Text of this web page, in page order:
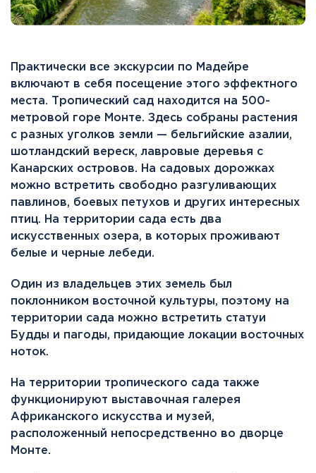
Практически все экскурсии по Мадейре
включают в себя посещение этого эффектного
места. Тропический сад находится на 500-
метровой горе Монте. Здесь собраны растения
с разных уголков земли — бельгийские азалии,
шотландский вереск, лавровые деревья с
Канарских островов. На садовых дорожках
можно встретить свободно разгуливающих
павлинов, боевых петухов и других интересных
птиц. На территории сада есть два
искусственных озера, в которых проживают
белые и черные лебеди.
Один из владельцев этих земель был
поклонником восточной культуры, поэтому на
территории сада можно встретить статуи
Будды и пагоды, придающие локации восточных
ноток.
На территории тропического сада также
функционируют выставочная галерея
Африканского искусства и музей,
расположенный непосредственно во дворце
Монте.